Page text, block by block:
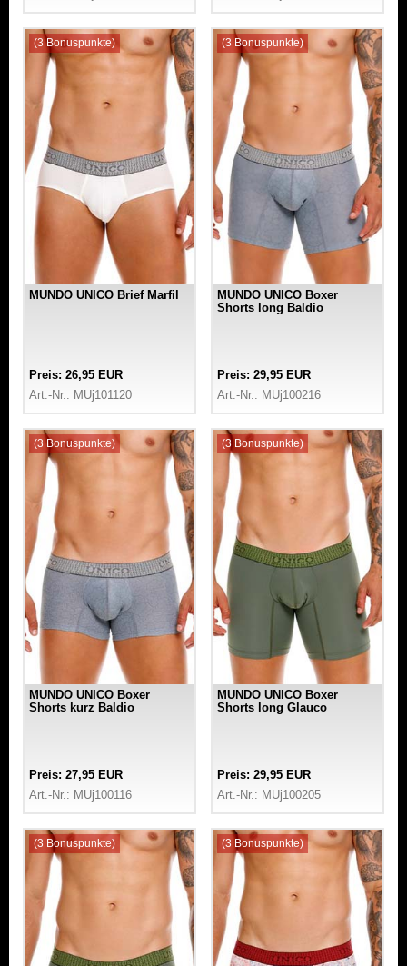
(3 Bonuspunkte)
MUNDO UNICO Brief Marfil
Preis: 26,95 EUR
Art.-Nr.: MUj101120
(3 Bonuspunkte)
MUNDO UNICO Boxer
Shorts long Baldio
Preis: 29,95 EUR
Art.-Nr.: MUj100216
(3 Bonuspunkte)
MUNDO UNICO Boxer
Shorts kurz Baldio
Preis: 27,95 EUR
Art.-Nr.: MUj100116
(3 Bonuspunkte)
MUNDO UNICO Boxer
Shorts long Glauco
Preis: 29,95 EUR
Art.-Nr.: MUj100205
(3 Bonuspunkte) (3 Bonuspunkte)